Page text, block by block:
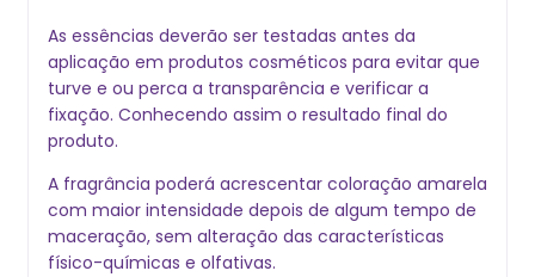
As essências deverão ser testadas antes da
aplicação em produtos cosméticos para evitar que
turve e ou perca a transparência e verificar a
fixação. Conhecendo assim o resultado final do
produto.
A fragrância poderá acrescentar coloração amarela
com maior intensidade depois de algum tempo de
maceração, sem alteração das características
físico-químicas e olfativas.